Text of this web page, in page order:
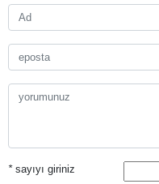
*sayıyı giriniz